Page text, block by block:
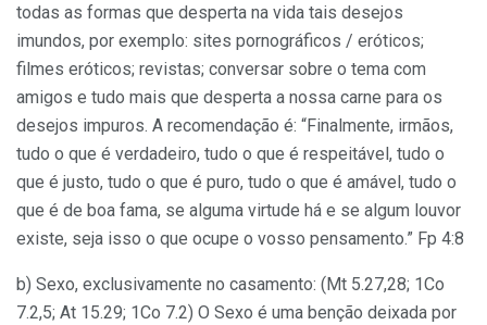
todas as formas que desperta na vida tais desejos
imundos, por exemplo: sites pornográficos / eróticos;
filmes eróticos; revistas; conversar sobre o tema com
amigos e tudo mais que desperta a nossa carne para os
desejos impuros. A recomendação é: “Finalmente, irmãos,
tudo o que é verdadeiro, tudo o que é respeitável, tudo o
que é justo, tudo o que é puro, tudo o que é amável, tudo o
que é de boa fama, se alguma virtude há e se algum louvor
existe, seja isso o que ocupe o vosso pensamento.” Fp 4:8
b) Sexo, exclusivamente no casamento: (Mt 5.27,28; 1Co
7.2,5; At 15.29; 1Co 7.2) O Sexo é uma benção deixada por